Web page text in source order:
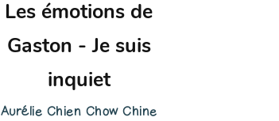
Les émotions de
Gaston - Je suis
inquiet
Aurélie Chien Chow Chine